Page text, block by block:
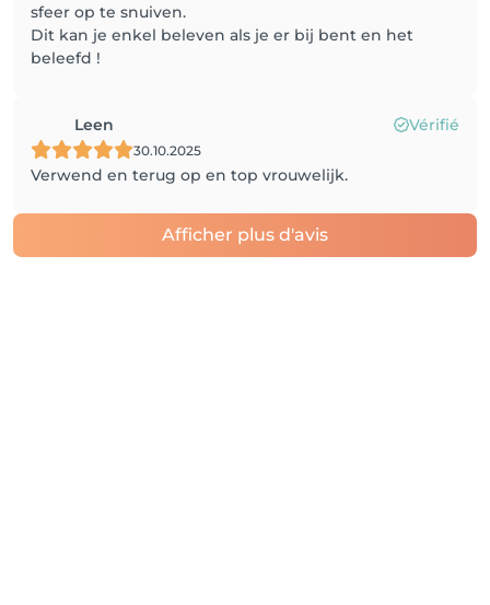
sfeer op te snuiven.
Dit kan je enkel beleven als je er bij bent en het
beleefd !
Leen Vérifié
30.10.2025
Verwend en terug op en top vrouwelijk.
Afficher plus d'avis